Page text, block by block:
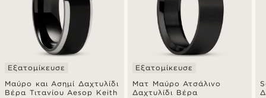
Μαύρο και Ασημί Δαχτυλίδι
Βέρα Τιτανίου Aesop Keith
Εξατομίκευσε
Ματ Μαύρο Ατσάλινο
Δαχτυλίδι Βέρα
Εξατομίκευσε